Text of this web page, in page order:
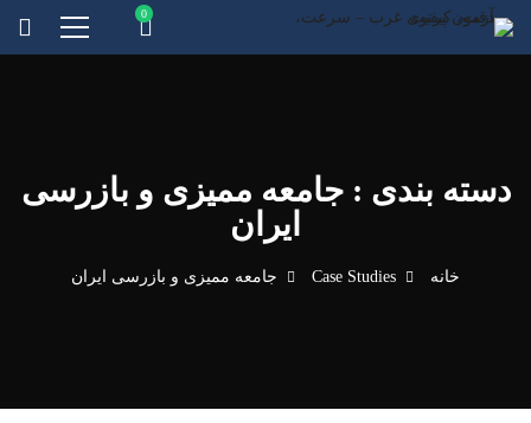
دسته بندی : جامعه ممیزی و بازرسی
ایران
خانه Case Studies جامعه ممیزی و بازرسی ایران